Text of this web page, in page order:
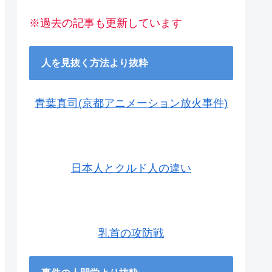
※過去の記事も更新しています
人を見抜く方法より抜粋
青葉真司(京都アニメーション放火事件)
日本人とクルド人の違い
乳首の攻防戦